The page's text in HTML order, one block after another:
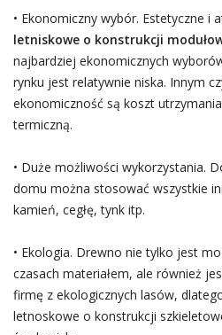
• Ekonomiczny wybór. Estetyczne i
letniskowe o konstrukcji
najbardziej ekonomicznych
rynku jest relatywnie niska. Innym
ekonomiczność są koszt
termiczną.
• Duże możliwości wykorzystania.
domu można stosować wszystkie
kamień, cegłę, tynk itp.
• Ekologia. Drewno nie tylko jest
czasach materiałem, ale również
firmę z ekologicznych lasów,
letnoskowe o konstrukcji